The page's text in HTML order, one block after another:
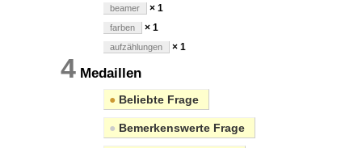
beamer × 1
farben × 1
aufzählungen × 1
4 Medaillen
● Beliebte Frage
● Bemerkenswerte Frage